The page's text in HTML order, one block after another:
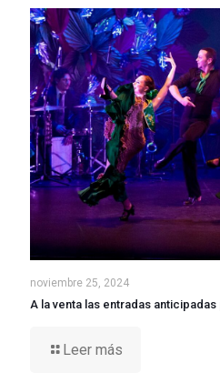
noviembre 25, 2024
A la venta las entradas
Leer más